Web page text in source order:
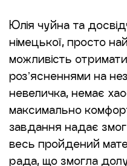
Юлія чуйна та
німецької, просто
можливість отримати
розʼясненнями на
невеличка, немає
максимально
завдання надає
весь пройдений
рада, що змогла